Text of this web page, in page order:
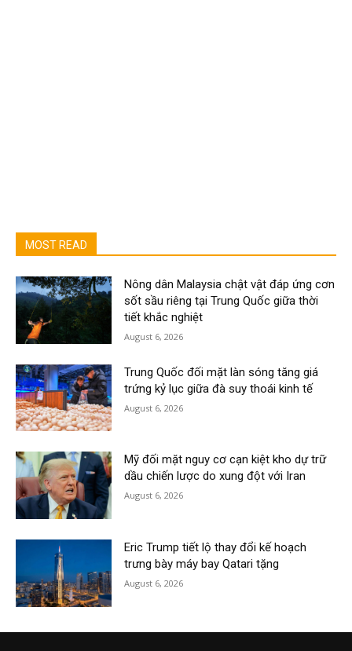
MOST READ
Nông dân Malaysia chật vật đáp ứng cơn
sốt sầu riêng tại Trung Quốc giữa thời
tiết khắc nghiệt
August 6, 2026
Trung Quốc đối mặt làn sóng tăng giá
trứng kỷ lục giữa đà suy thoái kinh tế
August 6, 2026
Mỹ đối mặt nguy cơ cạn kiệt kho dự trữ
dầu chiến lược do xung đột với Iran
August 6, 2026
Eric Trump tiết lộ thay đổi kế hoạch
trưng bày máy bay Qatari tặng
August 6, 2026